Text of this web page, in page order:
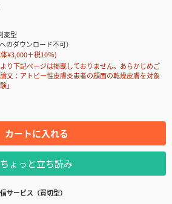
変型
のダウンロード不可）
¥3,000＋税10％)
り下記ページは掲載しておりません。あらかじめご
文：アトピー性皮膚炎患者の顔面の乾燥皮膚を対象
」
カートに入れる
ちょっと立ち読み
サービス（買切型）